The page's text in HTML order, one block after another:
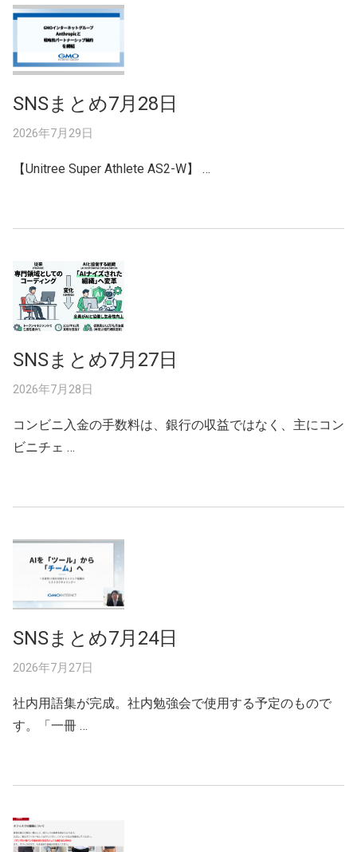
SNSまとめ7月28日
2026年7月29日
【Unitree Super Athlete AS2-W】 …
SNSまとめ7月27日
2026年7月28日
コンビニ入金の手数料は、銀行の収益ではなく、主にコン
ビニチェ …
SNSまとめ7月24日
2026年7月27日
社内用語集が完成。社内勉強会で使用する予定のもので
す。「一冊 …